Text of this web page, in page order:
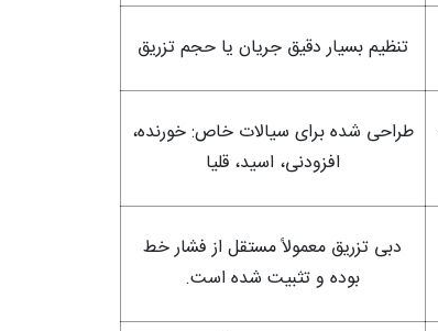
تنظیم بسیار دقیق جریان یا حجم تزریق
طراحی‌ شده برای سیالات خاص: خورنده،
افزودنی، اسید، قلیا
دبی تزریق معمولاً مستقل از فشار خط
بوده و تثبیت‌ شده است.